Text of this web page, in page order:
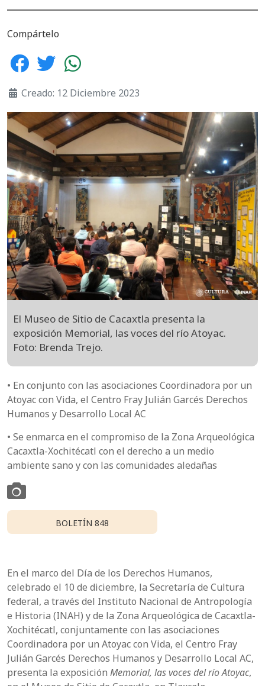
Compártelo
Creado: 12 Diciembre 2023
El Museo de Sitio de Cacaxtla presenta la
exposición Memorial, las voces del río Atoyac.
Foto: Brenda Trejo.
• En conjunto con las asociaciones Coordinadora por un
Atoyac con Vida, el Centro Fray Julián Garcés Derechos
Humanos y Desarrollo Local AC
• Se enmarca en el compromiso de la Zona Arqueológica
Cacaxtla-Xochitécatl con el derecho a un medio
ambiente sano y con las comunidades aledañas
BOLETÍN 848
En el marco del Día de los Derechos Humanos,
celebrado el 10 de diciembre, la Secretaría de Cultura
federal, a través del Instituto Nacional de Antropología
e Historia (INAH) y de la Zona Arqueológica de Cacaxtla-
Xochitécatl, conjuntamente con las asociaciones
Coordinadora por un Atoyac con Vida, el Centro Fray
Julián Garcés Derechos Humanos y Desarrollo Local AC,
presenta la exposición Memorial, las voces del río Atoyac,